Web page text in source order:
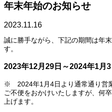
年末年始のお知らせ
2023.11.16
誠に勝手ながら、下記の期間は年
す。
2023年12月29日～2024年1月3
※ 2024年1月4日より通常通り営
ご不便をおかけいたしますが、何
上げます。